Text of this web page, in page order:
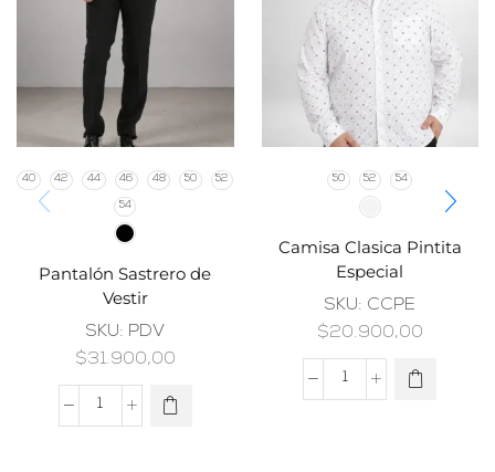
40 42 44 46 48 50 52
54
Pantalón Sastrero de
Vestir
SKU: PDV
$31.900,00
50 52 54
Camisa Clasica Pintita
Especial
SKU: CCPE
$20.900,00